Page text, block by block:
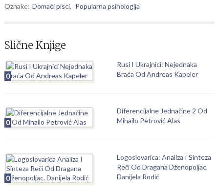
Oznake: Domaći pisci, Popularna psihologija
Slične Knjige
0
Rusi I Ukrajnici: Nejednaka
Braća Od Andreas Kapeler
0
Diferencijalne Jednačine 2 Od
Mihailo Petrović Alas
0
Logoslovarica: Analiza I Sinteza
Reči Od Dragana Dženopoljac,
Danijela Rodić